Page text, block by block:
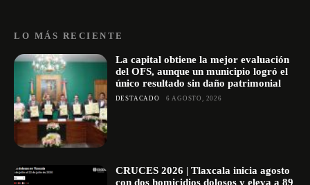
LO MÁS RECIENTE
La capital obtiene la mejor evaluación
del OFS, aunque un municipio logró el
único resultado sin daño patrimonial
DESTACADO 6 AGOSTO, 2026
CRUCES 2026 | Tlaxcala inicia agosto
con dos homicidios dolosos y eleva a 89